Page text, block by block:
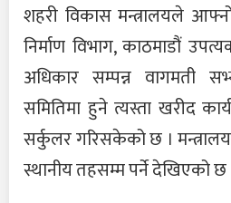
शहरी विकास मन्त्रालयले
निर्माण विभाग, काठमाडौं
अधिकार सम्पन्न वागमती
समितिमा हुने त्यस्ता खरीद
सर्कुलर गरिसकेको छ ।
स्थानीय तहसम्म पर्ने देखिएको छ